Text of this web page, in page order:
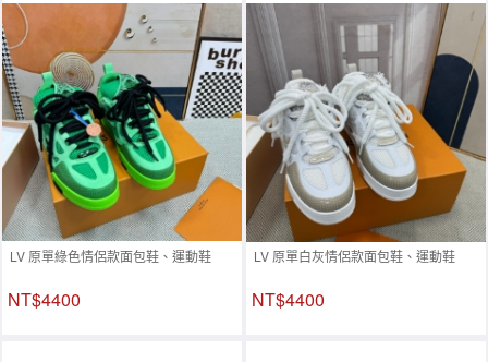
LV 原單綠色情侶款面包鞋、運動鞋
NT$4400
LV 原單白灰情侶款面包鞋、運動鞋
NT$4400